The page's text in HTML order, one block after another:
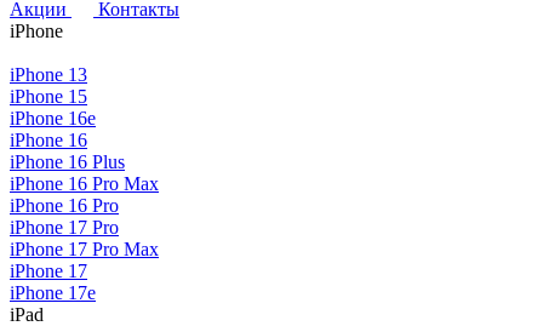
Акции
Контакты
iPhone
iPhone 13
iPhone 15
iPhone 16e
iPhone 16
iPhone 16 Plus
iPhone 16 Pro Max
iPhone 16 Pro
iPhone 17 Pro
iPhone 17 Pro Max
iPhone 17
iPhone 17e
iPad